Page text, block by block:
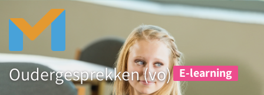
Oudergesprekken (vo) E-learning